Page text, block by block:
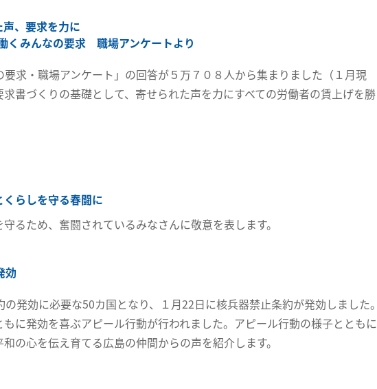
、要求を力に
くみんなの要求 職場アンケートより
求・職場アンケート」の回答が５万７０８人から集まりました（１月現
書づくりの基礎として、寄せられた声を力にすべての労働者の賃上げを勝
らしを守る春闘に
るため、奮闘されているみなさんに敬意を表します。
効
発効に必要な50カ国となり、１月22日に核兵器禁止条約が発効しました。
に発効を喜ぶアピール行動が行われました。アピール行動の様子とともに
の心を伝え育てる広島の仲間からの声を紹介します。